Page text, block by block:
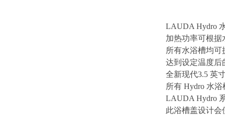
LAUDA Hydro
加热功率可根据
所有水浴槽均
达到设定温度后
全新现代3.5 英
所有 Hydro 水
LAUDA Hydro
此浴槽盖设计会